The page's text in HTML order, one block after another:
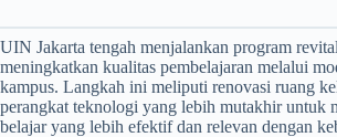
UIN Jakarta tengah menjalankan program
meningkatkan kualitas pembelajaran melalui
kampus. Langkah ini meliputi renovasi ruang
perangkat teknologi yang lebih mutakhir untuk
belajar yang lebih efektif dan relevan dengan